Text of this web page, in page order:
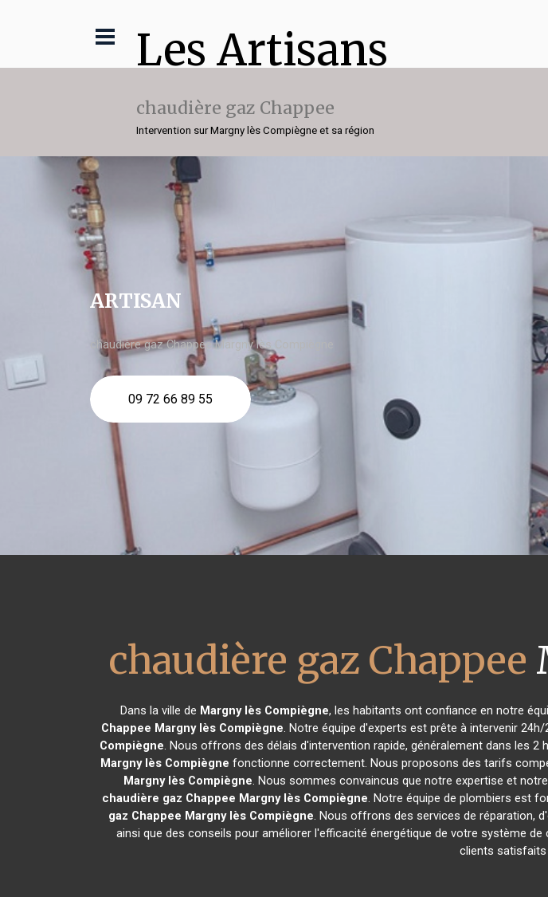
Les Artisans
chaudière gaz Chappee
Intervention sur Margny lès Compiègne et sa région
ARTISAN
chaudière gaz Chappee Margny lès Compiègne
09 72 66 89 55
chaudière gaz Chappee
Dans la ville de Margny lès Compiègne, les habitants ont confiance en notre
Chappee Margny lès Compiègne. Notre équipe d'experts est prête à intervenir
Compiègne. Nous offrons des délais d'intervention rapide, généralement dans les 2
Margny lès Compiègne fonctionne correctement. Nous proposons des tarifs
Margny lès Compiègne. Nous sommes convaincus que notre expertise et
chaudière gaz Chappee Margny lès Compiègne. Notre équipe de plombiers est
gaz Chappee Margny lès Compiègne. Nous offrons des services de réparation,
ainsi que des conseils pour améliorer l'efficacité énergétique de votre système
clients